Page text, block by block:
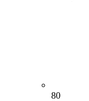
80